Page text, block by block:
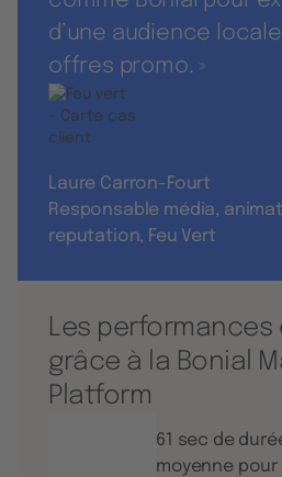
d’une audience
offres promo. »
Laure Carron-Fourt
Responsable média,
reputation, Feu Vert
Les performances
grâce à la Bonial
Platform
61 sec de
moyenne